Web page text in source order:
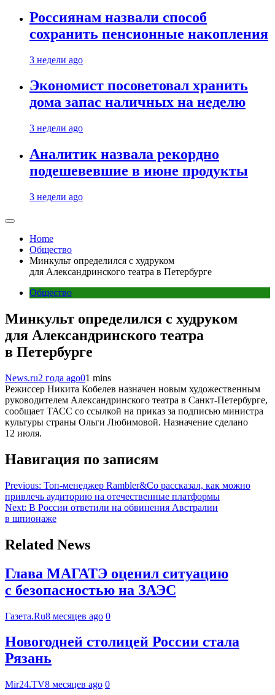
Россиянам назвали способ
сохранить пенсионные накопления
3 недели ago
Экономист посоветовал хранить
дома запас наличных на неделю
3 недели ago
Аналитик назвала рекордно
подешевевшие в июне продукты
3 недели ago
Home
Общество
Минкульт определился с худруком
для Александринского театра в Петербурге
Общество
Минкульт определился с худруком
для Александринского театра
в Петербурге
News.ru2 года ago01 mins
Режиссер Никита Кобелев назначен новым художественным
руководителем Александринского театра в Санкт-Петербурге,
сообщает ТАСС со ссылкой на приказ за подписью министра
культуры страны Ольги Любимовой. Назначение сделано
12 июля.
Навигация по записям
Previous: Топ-менеджер Rambler&Co рассказал, как можно
привлечь аудиторию на отечественные платформы
Next: В России ответили на обвинения Австралии
в шпионаже
Related News
Глава МАГАТЭ оценил ситуацию
с безопасностью на ЗАЭС
Газета.Ru8 месяцев ago 0
Новогодней столицей России стала
Рязань
Mir24.TV8 месяцев ago 0